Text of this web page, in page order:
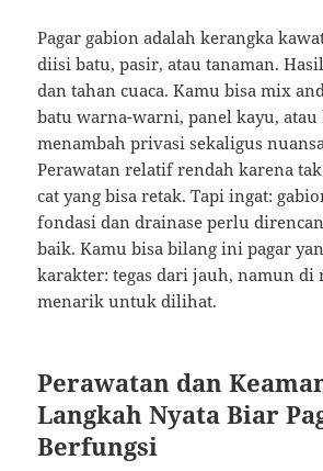
Pagar gabion adalah kerangka
diisi batu, pasir, atau tanaman.
dan tahan cuaca. Kamu bisa mix
batu warna-warni, panel kayu,
menambah privasi sekaligus
Perawatan relatif rendah karena
cat yang bisa retak. Tapi ingat:
fondasi dan drainase perlu
baik. Kamu bisa bilang ini pagar
karakter: tegas dari jauh, namun di
menarik untuk dilihat.
Perawatan dan
Langkah Nyata Biar
Berfungsi